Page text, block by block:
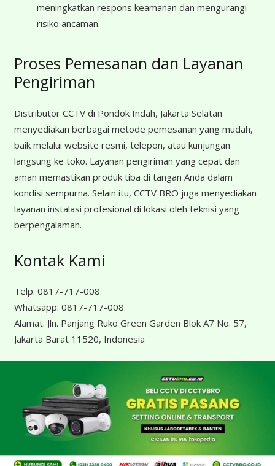
meningkatkan respons keamanan dan mengurangi
risiko ancaman.
Proses Pemesanan dan Layanan
Pengiriman
Distributor CCTV di Pondok Indah, Jakarta Selatan
menyediakan berbagai metode pemesanan yang mudah,
baik melalui website resmi, telepon, atau kunjungan
langsung ke toko. Layanan pengiriman yang cepat dan
aman memastikan produk tiba di tangan Anda dalam
kondisi sempurna. Selain itu, CCTV BRO juga menyediakan
layanan instalasi profesional di lokasi oleh teknisi yang
berpengalaman.
Kontak Kami
Telp: 0817-717-008
Whatsapp: 0817-717-008
Alamat: Jln. Panjang Ruko Green Garden Blok A7 No. 57,
Jakarta Barat 11520, Indonesia